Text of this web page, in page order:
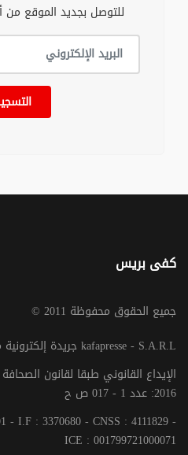
للتوصل بجديد الموقع من
كفى بريس
© جميع الحقوق محفوظة 2011
جريدة إلكترونية مستقلة تصدر عن الشركة kafapresse - S.A.R.L
2016: عدد 1 - 017 ص ح
- I.F : 3370680 - CNSS : 4111829 -
ICE : 001799721000071